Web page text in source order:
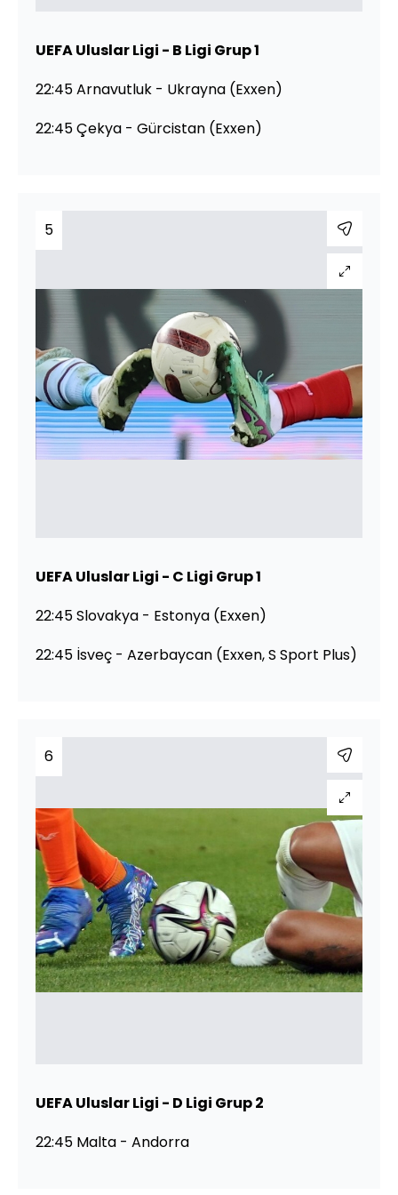
UEFA Uluslar Ligi - B Ligi Grup 1
22:45 Arnavutluk - Ukrayna (Exxen)
22:45 Çekya - Gürcistan (Exxen)
5
UEFA Uluslar Ligi - C Ligi Grup 1
22:45 Slovakya - Estonya (Exxen)
22:45 İsveç - Azerbaycan (Exxen, S Sport Plus)
6
UEFA Uluslar Ligi - D Ligi Grup 2
22:45 Malta - Andorra